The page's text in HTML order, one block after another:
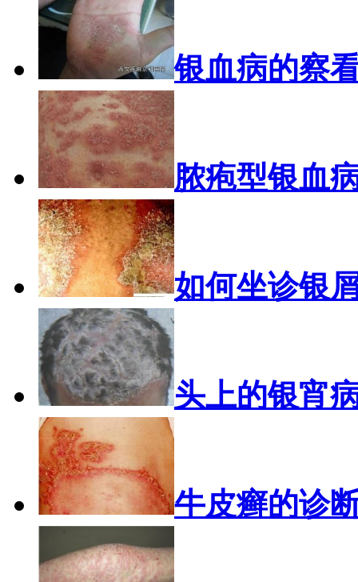
银血病的察
脓疱型银血
如何坐诊银
头上的银宵
牛皮癣的诊